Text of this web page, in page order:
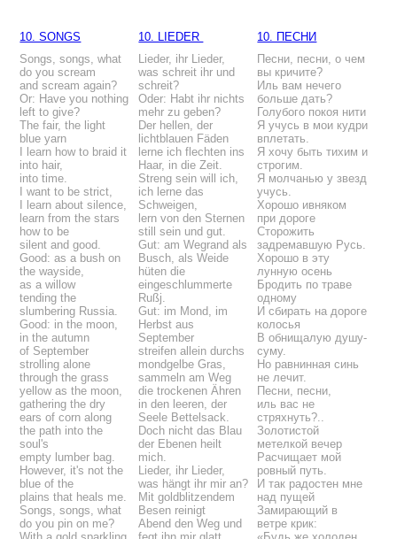
10. SONGS 10. LIEDER
10. ПЕСНИ
Songs, songs, what
do you scream
and scream again?
Or: Have you nothing
left to give?
The fair, the light
blue yarn
I learn how to braid it
into hair,
into time.
I want to be strict,
I learn about silence,
learn from the stars
how to be
silent and good.
Good: as a bush on
the wayside,
as a willow
tending the
slumbering Russia.
Good: in the moon,
in the autumn
of September
strolling alone
through the grass
yellow as the moon,
gathering the dry
ears of corn along
the path into the
soul's
empty lumber bag.
However, it's not the
blue of the
plains that heals me.
Songs, songs, what
do you pin on me?
Lieder, ihr Lieder,
was schreit ihr und
schreit?
Oder: Habt ihr nichts
mehr zu geben?
Der hellen, der
lichtblauen Fäden
lerne ich flechten ins
Haar, in die Zeit.
Streng sein will ich,
ich lerne das
Schweigen,
lern von den Sternen
still sein und gut.
Gut: am Wegrand als
Busch, als Weide
hüten die
eingeschlummerte
Rußj.
Gut: im Mond, im
Herbst aus
September
streifen allein durchs
mondgelbe Gras,
sammeln am Weg
die trockenen Ähren
in den leeren, der
Seele Bettelsack.
Doch nicht das Blau
der Ebenen heilt
mich.
Lieder, ihr Lieder,
was hängt ihr mir an?
Mit goldblitzendem
Besen reinigt
Abend den Weg und
Песни, песни, о чем
вы кричите?
Иль вам нечего
больше дать?
Голубого покоя нити
Я учусь в мои кудри
вплетать.
Я хочу быть тихим и
строгим.
Я молчанью у звезд
учусь.
Хорошо ивняком
при дороге
Сторожить
задремавшую Русь.
Хорошо в эту
лунную осень
Бродить по траве
одному
И сбирать на дороге
колосья
В обнищалую душу-
суму.
Но равнинная синь
не лечит.
Песни, песни,
иль вас не
стряхнуть?..
Золотистой
метелкой вечер
Расчищает мой
ровный путь.
И так радостен мне
над пущей
Замирающий в
ветре крик: